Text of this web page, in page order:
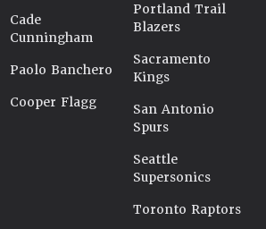
Cade
Cunningham
Paolo Banchero
Cooper Flagg
Portland Trail
Blazers
Sacramento
Kings
San Antonio
Spurs
Seattle
Supersonics
Toronto Raptors